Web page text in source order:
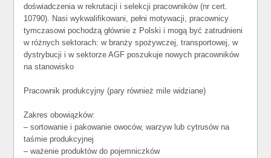
doświadczenia w rekrutacji i selekcji pracowników (nr cert.
10790). Nasi wykwalifikowani, pełni motywacji, pracownicy
tymczasowi pochodzą głównie z Polski i mogą być zatrudnieni
w różnych sektorach: w branży spożywczej, transportowej, w
dystrybucji i w sektorze AGF poszukuje nowych pracowników
na stanowisko
Pracownik produkcyjny (pary również mile widziane)
Zakres obowiązków:
– sortowanie i pakowanie owoców, warzyw lub cytrusów na
taśmie produkcyjnej
– ważenie produktów do pojemniczków